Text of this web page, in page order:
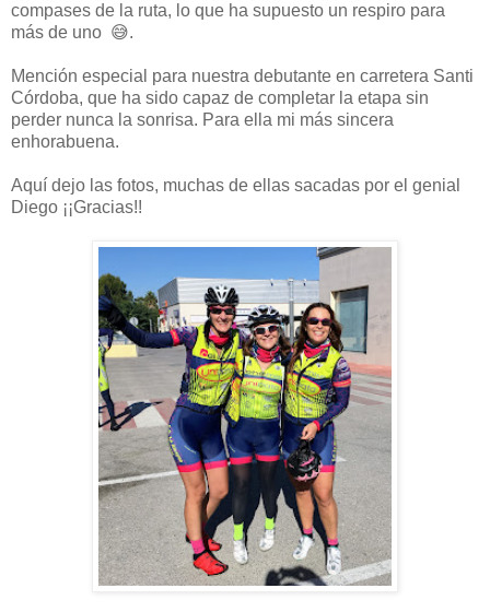
compases de la ruta, lo que ha supuesto un respiro para
más de uno 😅.
Mención especial para nuestra debutante en carretera Santi
Córdoba, que ha sido capaz de completar la etapa sin
perder nunca la sonrisa. Para ella mi más sincera
enhorabuena.
Aquí dejo las fotos, muchas de ellas sacadas por el genial
Diego ¡¡Gracias!!